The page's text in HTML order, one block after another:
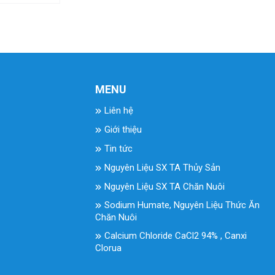
MENU
Liên hệ
Giới thiệu
Tin tức
Nguyên Liệu SX TA Thủy Sản
Nguyên Liệu SX TA Chăn Nuôi
Sodium Humate, Nguyên Liệu Thức Ăn
Chăn Nuôi
Calcium Chloride CaCl2 94% , Canxi
Clorua